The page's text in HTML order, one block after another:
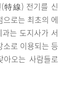
特線) 전기를 신
로는 최초의 에
는 도지사가 서
로 이용되는 등
오는 사람들로